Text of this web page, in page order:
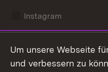
Instagram
Mastodon
Um unsere Webseite
und verbessern zu